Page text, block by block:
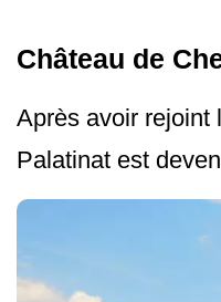
Château de
Après avoir rejoint
Palatinat est